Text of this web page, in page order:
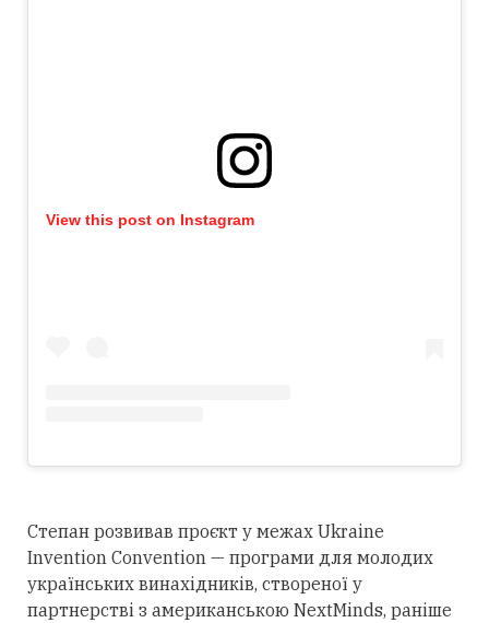
View this post on Instagram
Степан розвивав проєкт у межах Ukraine
Invention Convention — програми для молодих
українських винахідників, створеної у
партнерстві з американською NextMinds, раніше